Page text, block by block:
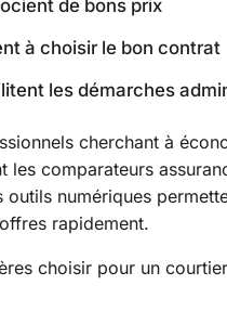
de bons prix
à choisir le bon contrat
les démarches
cherchant à
les comparateurs
outils numériques
rapidement.
choisir pour un